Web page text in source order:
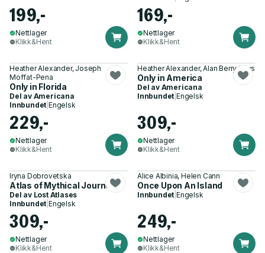
199,-
Nettlager
Klikk&Hent
169,-
Nettlager
Klikk&Hent
Heather Alexander, Joseph
Moffat-Pena
Only in Florida
Del av Americana
Innbundet |Engelsk
229,-
Nettlager
Klikk&Hent
Heather Alexander, Alan Berry Rhys
Only in America
Del av Americana
Innbundet |Engelsk
309,-
Nettlager
Klikk&Hent
Iryna Dobrovetska
Atlas of Mythical Journeys
Del av Lost Atlases
Innbundet |Engelsk
309,-
Nettlager
Klikk&Hent
Alice Albinia, Helen Cann
Once Upon An Island
Innbundet |Engelsk
249,-
Nettlager
Klikk&Hent